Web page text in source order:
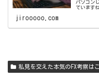
パソコン
ています
複数所持
jirooooo.com
私見を交えた本気のFX考察は